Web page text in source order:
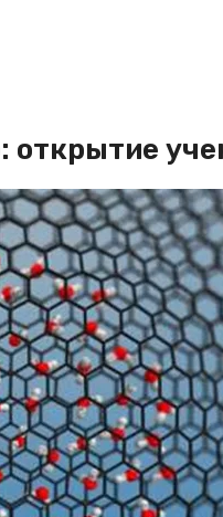
открытие